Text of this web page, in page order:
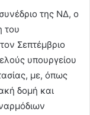
της ΝΔ, ο
του
Σεπτέμβριο
υπουργείου
με, όπως
δομή και